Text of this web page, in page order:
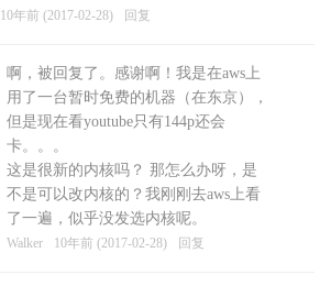
10年前 (2017-02-28) 回复
啊，被回复了。感谢啊！我是在aws上
用了一台暂时免费的机器（在东京），
但是现在看youtube只有144p还会
卡。。。
这是很新的内核吗？ 那怎么办呀，是
不是可以改内核的？我刚刚去aws上看
了一遍，似乎没发选内核呢。
Walker 10年前 (2017-02-28) 回复